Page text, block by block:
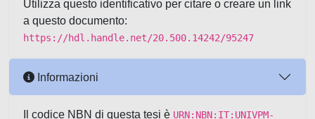
Utilizza questo identificativo per citare o creare un link
a questo documento:
https://hdl.handle.net/20.500.14242/95247
Informazioni
Il codice NBN di questa tesi è URN:NBN:IT:UNIVPM-